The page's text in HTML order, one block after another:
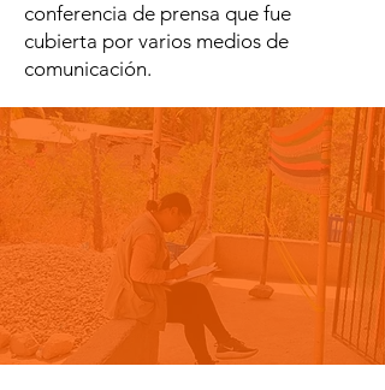
conferencia de prensa que fue
cubierta por varios medios de
comunicación.